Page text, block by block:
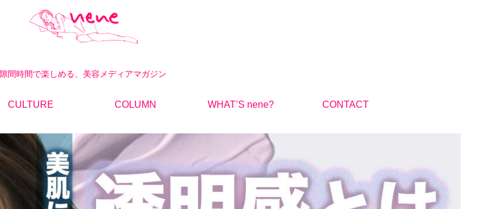
隙間時間で楽しめる、美容メディアマガジン
CULTURE COLUMN WHAT’S nene? CONTACT